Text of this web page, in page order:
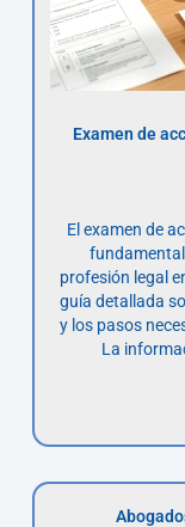
Examen de
El examen de
fundamental
profesión legal
guía detallada
y los pasos
La